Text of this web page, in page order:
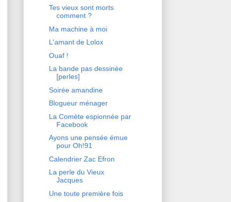
Tes vieux sont morts
comment ?
Ma machine à moi
L'amant de Lolox
Ouaf !
La bande pas dessinée
[perles]
Soirée amandine
Blogueur ménager
La Comète espionnée par
Facebook
Ayons une pensée émue
pour Oh!91
Calendrier Zac Efron
La perle du Vieux
Jacques
Une toute première fois